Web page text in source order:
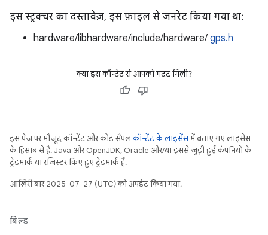
इस स्ट्रक्चर का दस्तावेज़, इस फ़ाइल से जनरेट किया गया था:
hardware/libhardware/include/hardware/ gps.h
क्या इस कॉन्टेंट से आपको मदद मिली?
इस पेज पर मौजूद कॉन्टेंट और कोड सैंपलकॉन्टेंट के लाइसेंसमें बताए गए लाइसेंस
के हिसाब से हैं. Java और OpenJDK, Oracle और/या इससे जुड़ी हुई कंपनियों के
ट्रेडमार्क या रजिस्टर किए हुए ट्रेडमार्क हैं.
आखिरी बार 2025-07-27 (UTC) को अपडेट किया गया.
बिल्ड